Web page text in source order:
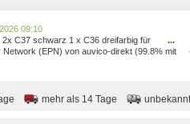
09:10
C37 schwarz 1 x C36 dreifarbig für
...
(EPN) von auvico-direkt (99.8% mit
mehr als 14 Tage